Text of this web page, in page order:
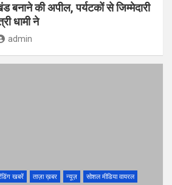
बनाने की अपील, पर्यटकों से जिम्मेदारी
धामी ने
admin
खबरें ताज़ा ख़बर न्यूज़ सोशल मीडिया वायरल